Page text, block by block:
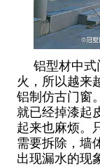
铝型材中
火，所以越来
铝制仿古门窗
就已经掉漆起
起来也麻烦。
需要拆除，墙
出现漏水的现